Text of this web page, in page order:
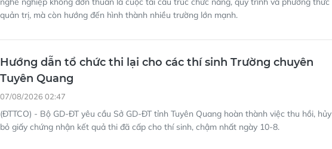
nghề nghiệp không đơn thuần là cuộc tái cấu trúc chức năng, quy trình và phương thức
quản trị, mà còn hướng đến hình thành nhiều trường lớn mạnh.
Hướng dẫn tổ chức thi lại cho các thí sinh Trường chuyên
Tuyên Quang
07/08/2026 02:47
(ĐTTCO) - Bộ GD-ĐT yêu cầu Sở GD-ĐT tỉnh Tuyên Quang hoàn thành việc thu hồi, hủy
bỏ giấy chứng nhận kết quả thi đã cấp cho thí sinh, chậm nhất ngày 10-8.